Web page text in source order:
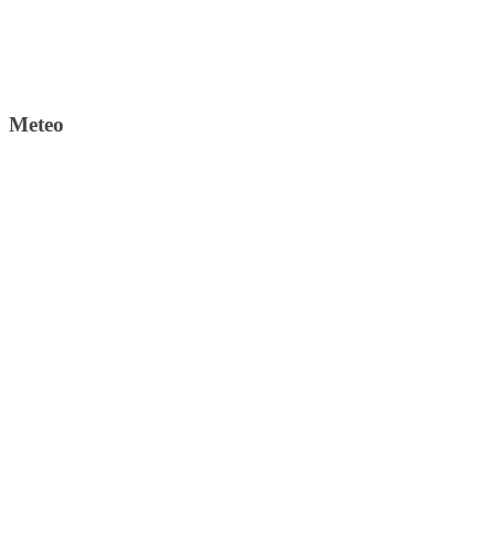
Meteo